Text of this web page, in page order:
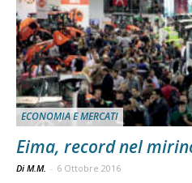
ECONOMIA E MERCATI
Eima, record nel
Di M.M. - 6 Ottobre 2016